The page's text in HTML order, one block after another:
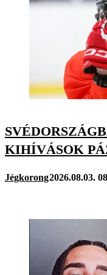
KIHÍVÁSOK
Jégkorong2026.08.03.